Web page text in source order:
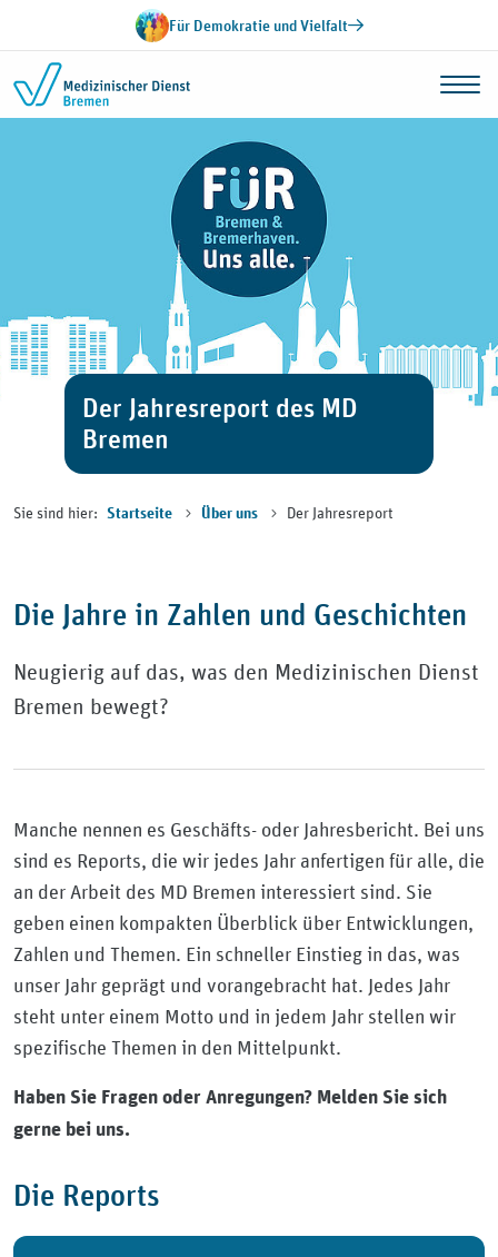
Zum Inhalt springenFür Demokratie und Vielfalt
Der Jahresreport des MD
Bremen
Sie sind hier: Startseite Über uns Der Jahresreport
Die Jahre in Zahlen und Geschichten
Neugierig auf das, was den Medizinischen Dienst
Bremen bewegt?
Manche nennen es Geschäfts- oder Jahresbericht. Bei uns
sind es Reports, die wir jedes Jahr anfertigen für alle, die
an der Arbeit des MD Bremen interessiert sind. Sie
geben einen kompakten Überblick über Entwicklungen,
Zahlen und Themen. Ein schneller Einstieg in das, was
unser Jahr geprägt und vorangebracht hat. Jedes Jahr
steht unter einem Motto und in jedem Jahr stellen wir
spezifische Themen in den Mittelpunkt.
Haben Sie Fragen oder Anregungen? Melden Sie sich
gerne bei uns.
Die Reports